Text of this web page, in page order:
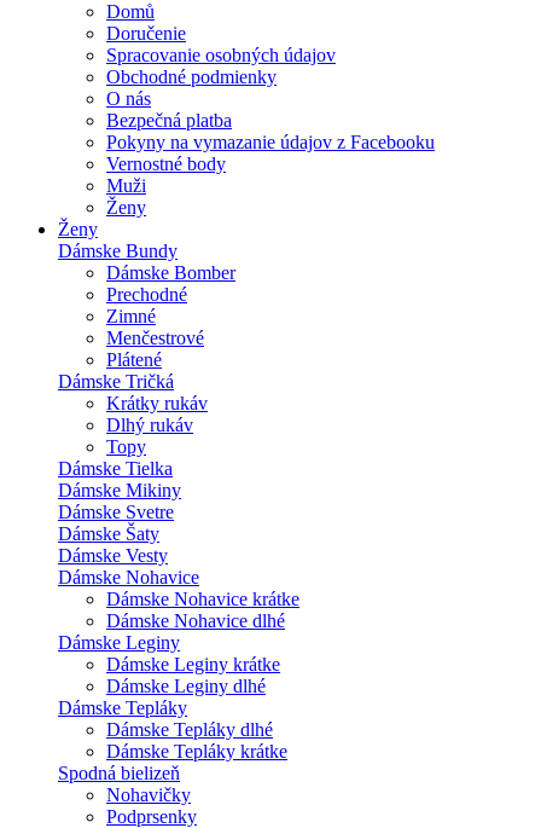
Domů
Doručenie
Spracovanie osobných údajov
Obchodné podmienky
O nás
Bezpečná platba
Pokyny na vymazanie údajov z Facebooku
Vernostné body
Muži
Ženy
Ženy
Dámske Bundy
Dámske Bomber
Prechodné
Zimné
Menčestrové
Plátené
Dámske Tričká
Krátky rukáv
Dlhý rukáv
Topy
Dámske Tielka
Dámske Mikiny
Dámske Svetre
Dámske Šaty
Dámske Vesty
Dámske Nohavice
Dámske Nohavice krátke
Dámske Nohavice dlhé
Dámske Leginy
Dámske Leginy krátke
Dámske Leginy dlhé
Dámske Tepláky
Dámske Tepláky dlhé
Dámske Tepláky krátke
Spodná bielizeň
Nohavičky
Podprsenky